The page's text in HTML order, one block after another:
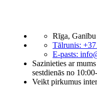
Rīga,
Tālrunis:
E-pasts:
Sazinieties ar
sestdienās no
Veikt pirkumus